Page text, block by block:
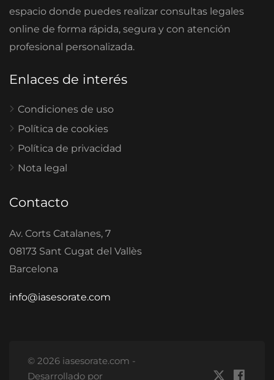
espacio donde puedes realizar consultas legales
online de forma rápida, segura y con atención
profesional personalizada.
Enlaces de interés
Condiciones de uso
Política de cookies
Política de privacidad
Nota legal
Contacto
Av. Corts Catalanes, 7
08173 Sant Cugat del Vallès
Barcelona
info@iasesorate.com
© 2026 iasesorate.com -
Desarrollado por